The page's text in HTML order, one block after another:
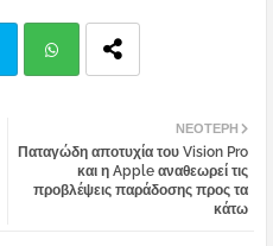
atsa
ΝΕΌΤΕΡΗ
Παταγώδη αποτυχία του Vision Pro
και η Apple αναθεωρεί τις
προβλέψεις παράδοσης προς τα
κάτω